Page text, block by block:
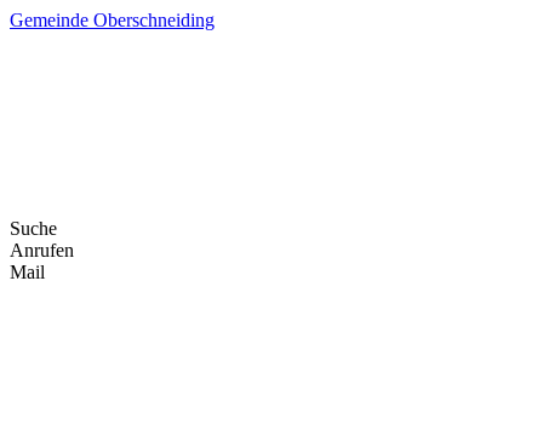
Skip
Gemeinde Oberschneiding
Suche
Anrufen
Mail